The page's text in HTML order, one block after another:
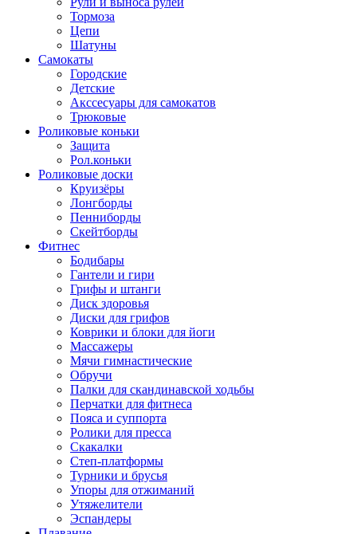
Тормоза
Цепи
Шатуны
Самокаты
Городские
Детские
Акссесуары для самокатов
Трюковые
Роликовые коньки
Защита
Рол.коньки
Роликовые доски
Круизёры
Лонгборды
Пенниборды
Скейтборды
Фитнес
Бодибары
Гантели и гири
Грифы и штанги
Диск здоровья
Диски для грифов
Коврики и блоки для йоги
Массажеры
Мячи гимнастические
Обручи
Палки для скандинавской ходьбы
Перчатки для фитнеса
Пояса и суппорта
Ролики для пресса
Скакалки
Степ-платформы
Турники и брусья
Упоры для отжиманий
Утяжелители
Эспандеры